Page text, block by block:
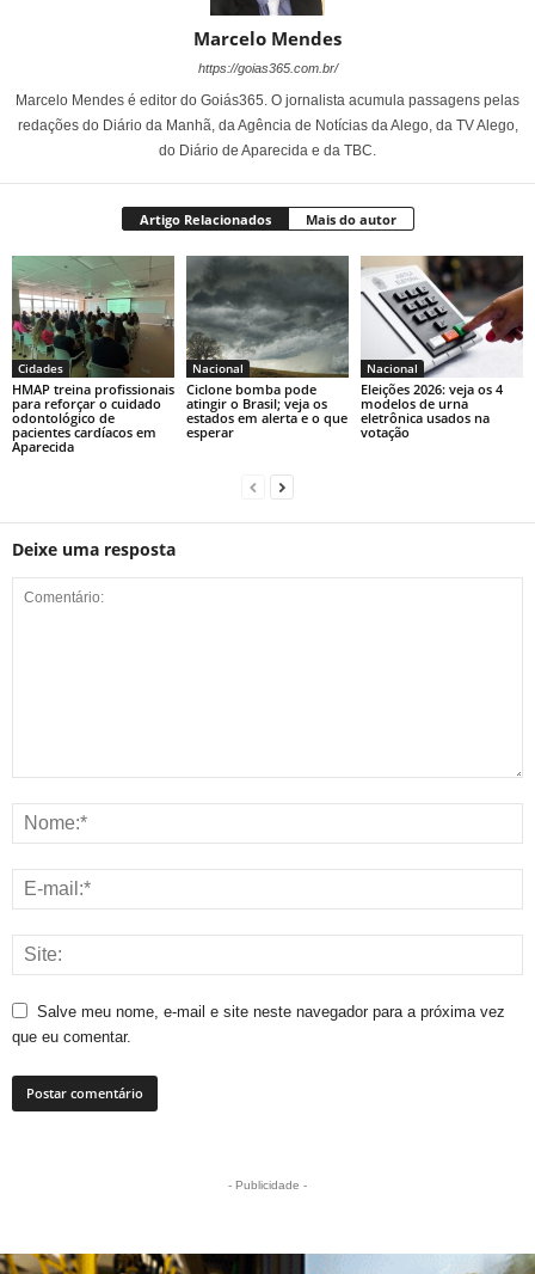
Marcelo Mendes
https://goias365.com.br/
Marcelo Mendes é editor do Goiás365. O jornalista acumula passagens pelas
redações do Diário da Manhã, da Agência de Notícias da Alego, da TV Alego,
do Diário de Aparecida e da TBC.
Artigo Relacionados Mais do autor
Cidades
HMAP treina profissionais
para reforçar o cuidado
odontológico de
pacientes cardíacos em
Aparecida
Nacional
Ciclone bomba pode
atingir o Brasil; veja os
estados em alerta e o que
esperar
Nacional
Eleições 2026: veja os 4
modelos de urna
eletrônica usados na
votação
Deixe uma resposta
Salve meu nome, e-mail e site neste navegador para a próxima vez
que eu comentar.
- Publicidade -